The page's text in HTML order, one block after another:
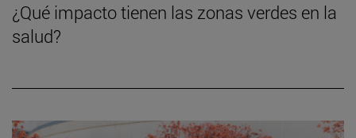
¿Qué impacto tienen las zonas verdes en la
salud?